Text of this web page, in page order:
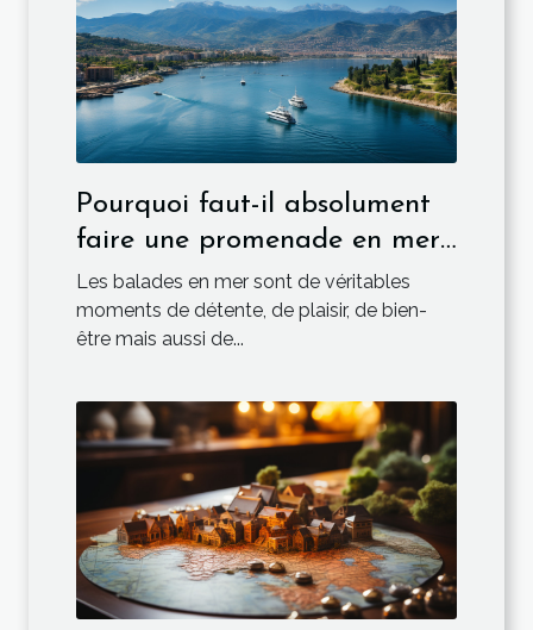
Pourquoi faut-il absolument
faire une promenade en mer
depuis Ajaccio?
Les balades en mer sont de véritables
moments de détente, de plaisir, de bien-
être mais aussi de...